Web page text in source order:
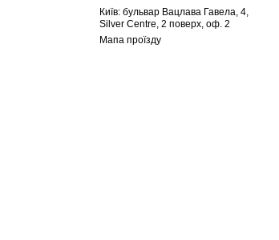
Київ: бульвар Вацлава Гавела, 4,
Silver Centre, 2 поверх, оф. 2
Мапа проїзду